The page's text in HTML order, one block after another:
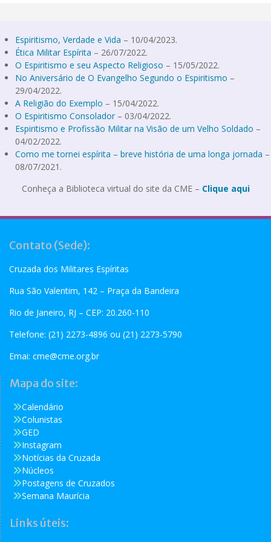
Espiritismo, Verdade e Vida – 10/04/2023.
Ética Militar Espírita – 26/07/2022.
O Espiritismo e seu Aspecto Religioso – 15/05/2022.
No Aniversário de O Evangelho Segundo o Espiritismo –
29/04/2022.
A Religião do Exemplo – 15/04/2022.
O Espiritismo Consolador – 03/04/2022.
Espiritismo e Profissão Militar na Visão de um Velho Soldado –
04/02/2022.
Como me tornei espírita – breve história de uma longa jornada –
08/07/2021.
Conheça a Biblioteca virtual do site da CME – Clique aqui
Contato (Sede):
Cruzada dos Militares Espíritas
Rua São Valentim, 142 – Praça da Bandeira
Rio de Janeiro, RJ – CEP: 20.260-110
Telefone: (21) 2273-4896 ou (21) 2273-5790
Emai: cme@cme.org.br
Mapa do site:
Calendário
Colunistas
GED
Instagram
Notícias da Cruzada
Núcleos
Postagens de Cruzados
Semana Maurícia
Links úteis: